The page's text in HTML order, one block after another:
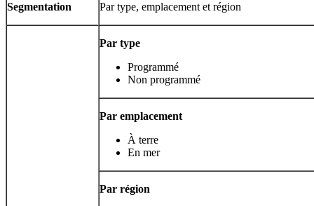
Segmentation Par type, emplacement et région
Par type
Programmé
Non programmé
Par emplacement
À terre
En mer
Par région